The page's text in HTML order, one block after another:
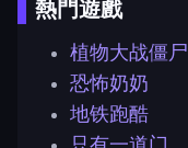
熱門遊戲
植物大战僵尸
恐怖奶奶
地铁跑酷